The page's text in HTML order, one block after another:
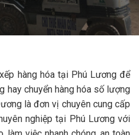
hàng hóa tại Phú Lương để
hay chuyển hàng hóa số lượng
là đơn vị chuyên cung cấp
nghiệp tại Phú Lương với